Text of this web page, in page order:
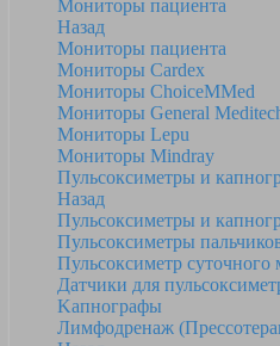
Мониторы пациента
Назад
Мониторы пациента
Мониторы Cardex
Мониторы ChoiceMMed
Мониторы General
Мониторы Lepu
Мониторы Mindray
Пульсоксиметры и
Назад
Пульсоксиметры и
Пульсоксиметры
Пульсоксиметр суточного
Датчики для
Kапнографы
Лимфодренаж